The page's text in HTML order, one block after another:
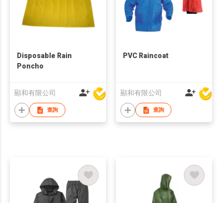
Disposable Rain
Poncho
顯和有限公司
查詢
PVC Raincoat
顯和有限公司
查詢